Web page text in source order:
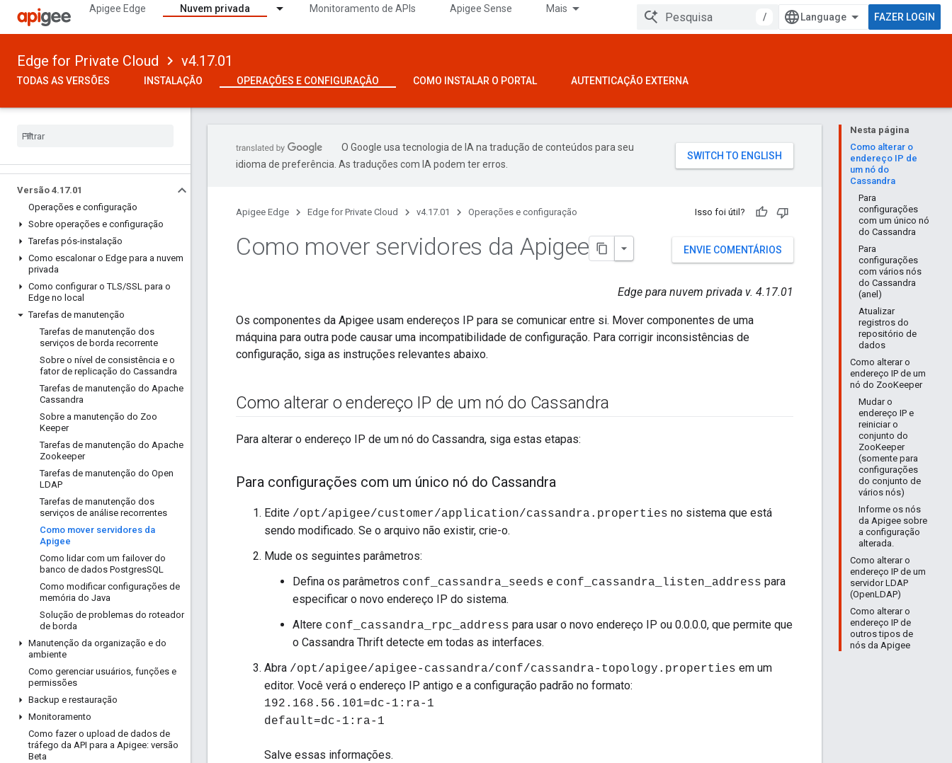
Apigee Edge Nuvem privada Monitoramento de APIs Apigee Sense Mais
/ FAZER LOGIN
Edge for Private Cloud v4.17.01
TODAS AS VERSÕES INSTALAÇÃO OPERAÇÕES E CONFIGURAÇÃO COMO INSTALAR O PORTAL AUTENTICAÇÃO EXTERNA
Versão 4.17.01
Operações e configuração
Sobre operações e configuração
Tarefas pós-instalação
Como escalonar o Edge para a nuvem
privada
Como configurar o TLS/SSL para o
Edge no local
Tarefas de manutenção
Tarefas de manutenção dos
serviços de borda recorrente
Sobre o nível de consistência e o
fator de replicação do Cassandra
Tarefas de manutenção do Apache
Cassandra
Sobre a manutenção do Zoo
Keeper
Tarefas de manutenção do Apache
Zookeeper
Tarefas de manutenção do Open
LDAP
Tarefas de manutenção dos
serviços de análise recorrentes
Como mover servidores da
Apigee
Como lidar com um failover do
banco de dados PostgresSQL
Como modificar configurações de
memória do Java
Solução de problemas do roteador
de borda
Manutenção da organização e do
ambiente
Como gerenciar usuários, funções e
permissões
Backup e restauração
Monitoramento
Como fazer o upload de dados de
tráfego da API para a Apigee: versão
Beta
Nesta página
Como alterar o
endereço IP de
um nó do
Cassandra
Para
configurações
com um único nó
do Cassandra
Para
configurações
com vários nós
do Cassandra
(anel)
Atualizar
registros do
repositório de
dados
Como alterar o
endereço IP de um
nó do ZooKeeper
Mudar o
endereço IP e
reiniciar o
conjunto do
ZooKeeper
(somente para
configurações
do conjunto de
vários nós)
Informe os nós
da Apigee sobre
a configuração
alterada.
Como alterar o
endereço IP de um
servidor LDAP
(OpenLDAP)
Como alterar o
endereço IP de
outros tipos de
nós da Apigee
O Google usa tecnologia de IA na tradução de conteúdos para seu
idioma de preferência. As traduções com IA podem ter erros.
Apigee Edge Edge for Private Cloud v4.17.01 Operações e configuração Isso foi útil?
ENVIE COMENTÁRIOS
Como mover servidores da Apigee
Edge para nuvem privada v. 4.17.01
Os componentes da Apigee usam endereços IP para se comunicar entre si. Mover componentes de uma
máquina para outra pode causar uma incompatibilidade de configuração. Para corrigir inconsistências de
configuração, siga as instruções relevantes abaixo.
Como alterar o endereço IP de um nó do Cassandra
Para alterar o endereço IP de um nó do Cassandra, siga estas etapas:
Para configurações com um único nó do Cassandra
Edite /opt/apigee/customer/application/cassandra.properties no sistema que está
sendo modificado. Se o arquivo não existir, crie-o.
Mude os seguintes parâmetros:
Defina os parâmetros conf_cassandra_seeds e conf_cassandra_listen_address para
especificar o novo endereço IP do sistema.
Altere conf_cassandra_rpc_address para usar o novo endereço IP ou 0.0.0.0, que permite que
o Cassandra Thrift detecte em todas as interfaces.
Abra /opt/apigee/apigee-cassandra/conf/cassandra-topology.properties em um
editor. Você verá o endereço IP antigo e a configuração padrão no formato:
192.168.56.101=dc-1:ra-1
default=dc-1:ra-1
Salve essas informações.